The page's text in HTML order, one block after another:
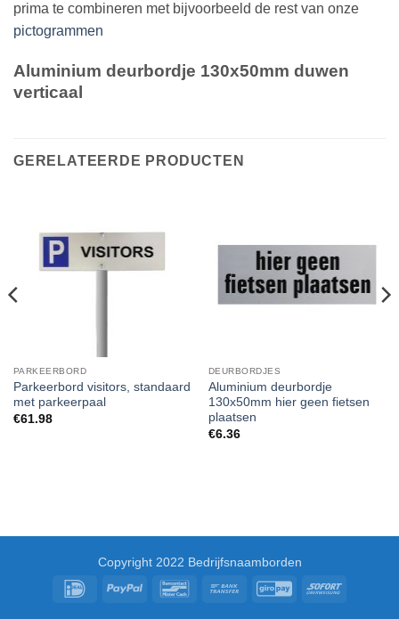
prima te combineren met bijvoorbeeld de rest van onze
pictogrammen
Aluminium deurbordje 130x50mm duwen
verticaal
GERELATEERDE PRODUCTEN
PARKEERBORD
Parkeerbord visitors, standaard
met parkeerpaal
€61.98
DEURBORDJES
Aluminium deurbordje
130x50mm hier geen fietsen
plaatsen
€6.36
Copyright 2022 Bedrijfsnaamborden
IDeal
PayPal BancontactBank
GiroPay Sofort